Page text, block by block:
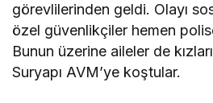
görevlilerinden geldi. Olayı
özel güvenlikçiler hemen
Bunun üzerine aileler de
Suryapı AVM’ye koştular.